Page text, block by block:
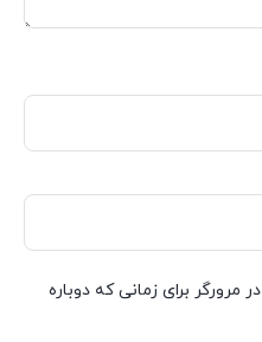
مرورگر برای زمانی که دوباره